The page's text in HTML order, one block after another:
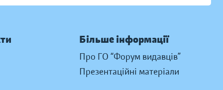
Більше інформації
Про ГО “Форум видавців”
Презентаційні матеріали